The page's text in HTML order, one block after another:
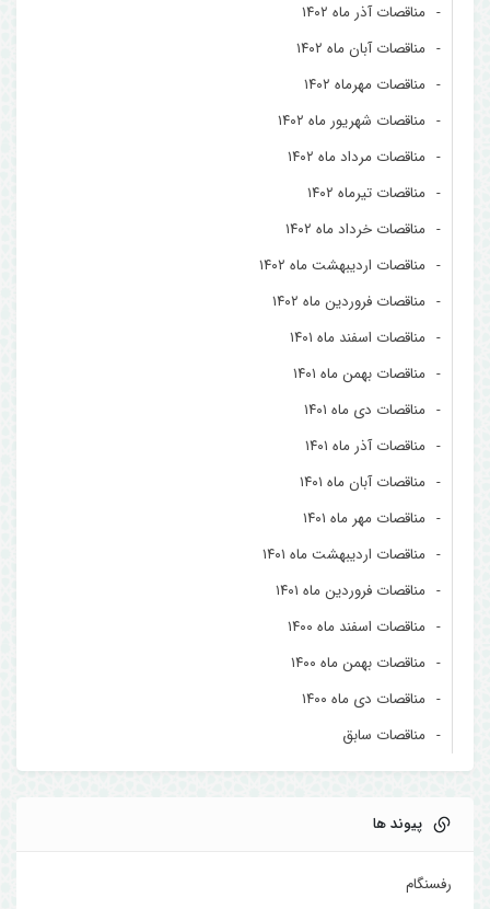
مناقصات آذر ماه ۱۴۰۲
مناقصات آبان ماه ۱۴۰۲
مناقصات مهرماه ۱۴۰۲
مناقصات شهریور ماه ۱۴۰۲
مناقصات مرداد ماه ۱۴۰۲
مناقصات تیرماه ۱۴۰۲
مناقصات خرداد ماه ۱۴۰۲
مناقصات اردیبهشت ماه ۱۴۰۲
مناقصات فروردین ماه ۱۴۰۲
مناقصات اسفند ماه ۱۴۰۱
مناقصات بهمن ماه ۱۴۰۱
مناقصات دی ماه ۱۴۰۱
مناقصات آذر ماه ۱۴۰۱
مناقصات آبان ماه ۱۴۰۱
مناقصات مهر ماه ۱۴۰۱
مناقصات اردیبهشت ماه ۱۴۰۱
مناقصات فروردین ماه ۱۴۰۱
مناقصات اسفند ماه ۱۴۰۰
مناقصات بهمن ماه ۱۴۰۰
مناقصات دی ماه ۱۴۰۰
مناقصات سابق
پیوند ها
رفسنگام